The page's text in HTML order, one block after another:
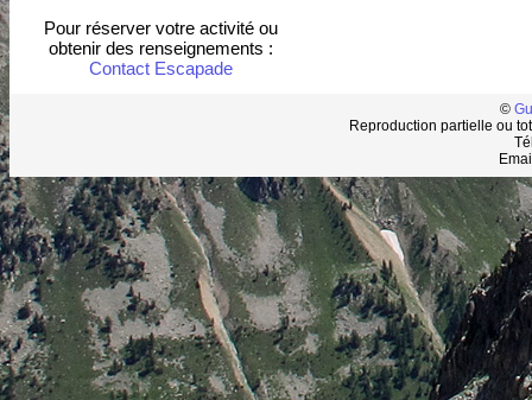
Pour réserver votre activité ou
obtenir des renseignements :
Contact Escapade
©
Reproduction partielle ou